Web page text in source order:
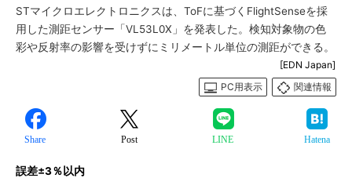
STマイクロエレクトロニクスは、ToFに基づくFlightSenseを採
用した測距センサー「VL53L0X」を発表した。検知対象物の色
彩や反射率の影響を受けずにミリメートル単位の測距ができる。
[EDN Japan]
PC用表示
関連情報
Share Post LINE Hatena
誤差±3％以内